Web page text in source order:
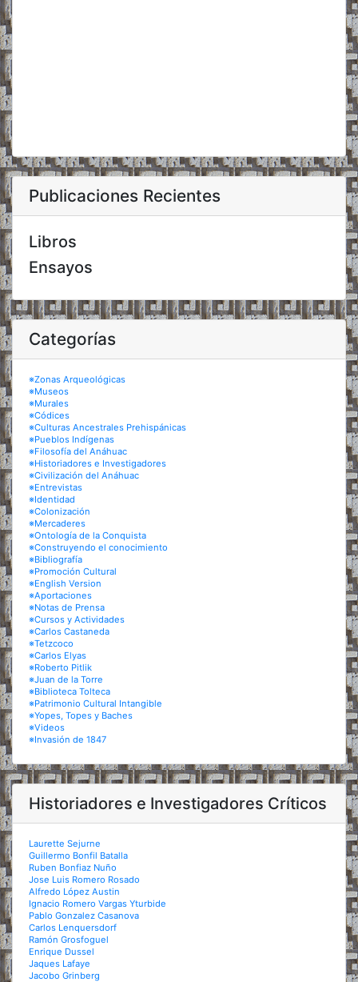
Publicaciones Recientes
Libros
Ensayos
Categorías
※Zonas Arqueológicas
※Museos
※Murales
※Códices
※Culturas Ancestrales Prehispánicas
※Pueblos Indígenas
※Filosofía del Anáhuac
※Historiadores e Investigadores
※Civilización del Anáhuac
※Entrevistas
※Identidad
※Colonización
※Mercaderes
※Ontología de la Conquista
※Construyendo el conocimiento
※Bibliografía
※Promoción Cultural
※English Version
※Aportaciones
※Notas de Prensa
※Cursos y Actividades
※Carlos Castaneda
※Tetzcoco
※Carlos Elyas
※Roberto Pitlik
※Juan de la Torre
※Biblioteca Tolteca
※Patrimonio Cultural Intangible
※Yopes, Topes y Baches
※Videos
※Invasión de 1847
Historiadores e Investigadores Críticos
Laurette Sejurne
Guillermo Bonfil Batalla
Ruben Bonfiaz Nuño
Jose Luis Romero Rosado
Alfredo López Austin
Ignacio Romero Vargas Yturbide
Pablo Gonzalez Casanova
Carlos Lenquersdorf
Ramón Grosfoguel
Enrique Dussel
Jaques Lafaye
Jacobo Grinberg